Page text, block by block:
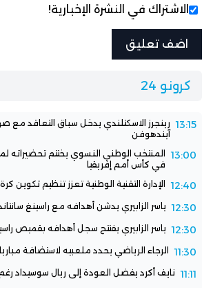
الاشتراك في النشرة الإخبارية!
كرونو 24
13:15 رينجرز الاسكتلندي يدخل سباق التعاقد مع
آيندهوفن
13:00
المنتخب الوطني النسوي يختتم تحضيراته
في كأس أمم إفريقيا
12:40 الإدارة التقنية الوطنية تعزز تنظيم تكوين
12:30 ياسر الزابيري يدشن أهدافه مع راسينغ
12:30 ياسر الزابيري يفتتح سجل أهدافه بقميص
11:30 الرجاء الرياضي يحدد ملعبيه لاستضافة
11:11 نايف أكرد يفضل العودة إلى ريال سوسيداد